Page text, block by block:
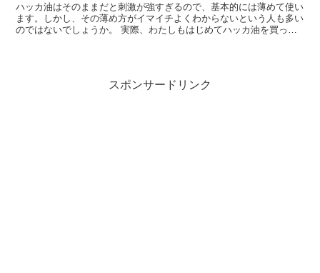
ハッカ油はそのままだと刺激が強すぎるので、基本的には薄めて使い
ます。しかし、その薄め方がイマイチよくわからないという人も多い
のではないでしょうか。 実際、わたしもはじめてハッカ油を買った
スポンサードリンク